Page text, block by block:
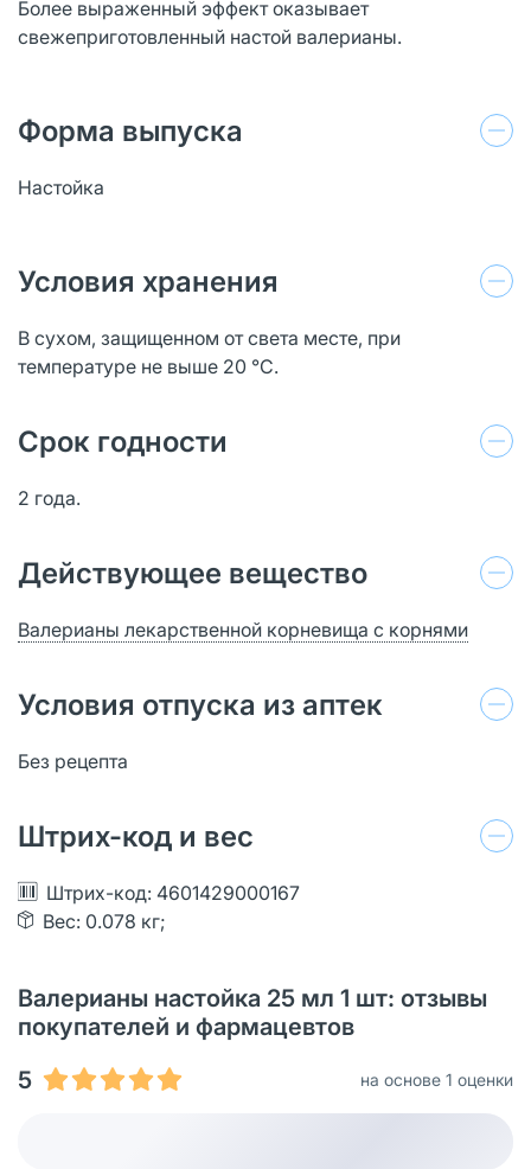
Более выраженный эффект оказывает
свежеприготовленный настой валерианы.
Форма выпуска
Настойка
Условия хранения
В сухом, защищенном от света месте, при
температуре не выше 20 °C.
Срок годности
2 года.
Действующее вещество
Валерианы лекарственной корневища с корнями
Условия отпуска из аптек
Без рецепта
Штрих-код и вес
Штрих-код: 4601429000167
Вес: 0.078 кг;
Валерианы настойка 25 мл 1 шт: отзывы
покупателей и фармацевтов
5
на основе 1 оценки